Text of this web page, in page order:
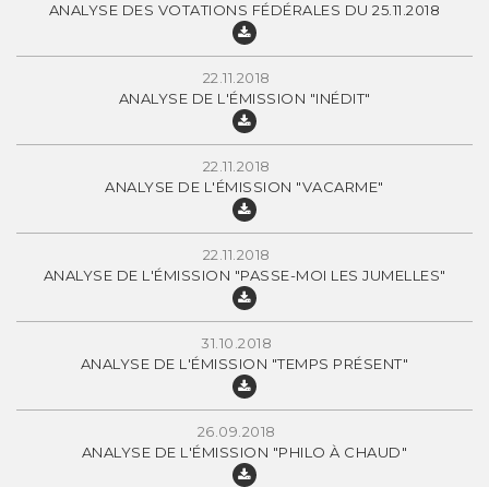
ANALYSE DES VOTATIONS FÉDÉRALES DU 25.11.2018
22.11.2018
ANALYSE DE L'ÉMISSION "INÉDIT"
22.11.2018
ANALYSE DE L'ÉMISSION "VACARME"
22.11.2018
ANALYSE DE L'ÉMISSION "PASSE-MOI LES JUMELLES"
31.10.2018
ANALYSE DE L'ÉMISSION "TEMPS PRÉSENT"
26.09.2018
ANALYSE DE L'ÉMISSION "PHILO À CHAUD"